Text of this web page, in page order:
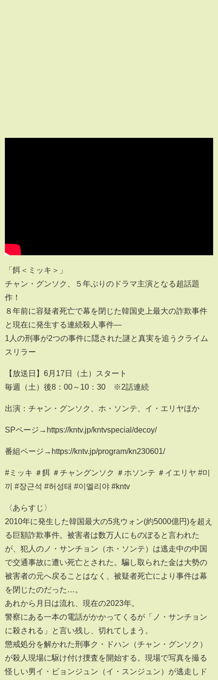
「餌＜ミッキ＞」
チャン・グンソク、５年ぶりのドラマ主演となる超話題
作！
８年前に容疑者死亡で幕を閉じた韓国史上最大の詐欺事件
と現在に発生する連続殺人事件―
1人の刑事が2つの事件に隠された謎と真実を追うクライム
スリラー
【放送日】6月17日（土）スタート
毎週（土）後8：00～10：30 ※2話連続
出演：チャン・グンソク、ホ・ソンテ、イ・エリヤほか
SPページ→https://kntv.jp/kntvspecial/decoy/
番組ページ→https://kntv.jp/program/kn230601/
#ミッキ ＃餌 ＃チャングンソク ＃ホソンテ ＃イエリヤ #미
끼 #장근석 #허성태 #이엘리야 #kntv
〈あらすじ〉
2010年に発生した韓国最大の5兆ウォン(約5000億円)を超え
る巨額詐欺事件。被害者は数万人にものぼると言われた
が、犯人のノ・サンチョン（ホ・ソンテ）は逃走中の中国
で交通事故に遭い死亡とされた。騙し取られた金は大勢の
被害者の元へ戻ることはなく、被疑者死亡により事件は幕
を閉じたのだった…。
あれから月日は流れ、現在の2023年。
警察にある一本の電話がかかってくるが「ノ・サンチョン
に殺される」と言い残し、切れてしまう。
懲戒処分を解かれた刑事ク・ドハン（チャン・グンソク）
が殺人現場に駆け付け捜査を開始する。現場で写真を撮る
怪しい男イ・ビョンジュン（イ・スンジュン）が逃走しド